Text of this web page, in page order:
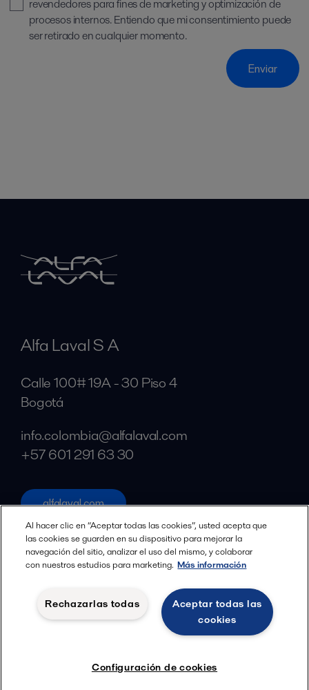
revendedores para fines de marketing y optimización de
procesos internos. Entiendo que mi consentimiento puede
ser retirado en cualquier momento.
Enviar
Alfa Laval S A
Calle 100# 19A - 30 Piso 4
Bogotá
info.colombia@alfalaval.com
+57 601 291 63 30
alfalaval.com
Redes sociales
Facebook
LinkedIn
YouTube
Términos y Condiciones
Al hacer clic en “Aceptar todas las cookies”, usted acepta que
las cookies se guarden en su dispositivo para mejorar la
navegación del sitio, analizar el uso del mismo, y colaborar
con nuestros estudios para marketing. Más información
Aceptar todas las
cookies
Rechazarlas todas
Configuración de cookies